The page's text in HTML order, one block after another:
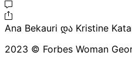
Ana Bekauri და Kristine
2023 © Forbes Woman